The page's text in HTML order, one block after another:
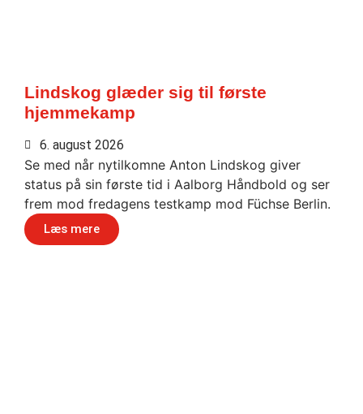
Lindskog glæder sig til første
hjemmekamp
6. august 2026
Se med når nytilkomne Anton Lindskog giver
status på sin første tid i Aalborg Håndbold og ser
frem mod fredagens testkamp mod Füchse Berlin.
Læs mere